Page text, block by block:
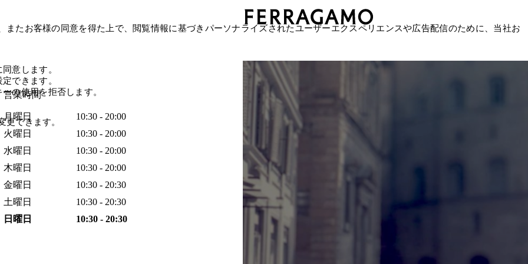
営業時間
月曜日
10:30 - 20:00
火曜日
10:30 - 20:00
水曜日
10:30 - 20:00
木曜日
10:30 - 20:00
金曜日
10:30 - 20:30
土曜日
10:30 - 20:30
日曜日
10:30 - 20:30
たお客様の同意を得た上で、閲覧情報に基づきパーソナライズされたユーザーエクスペリエンスや広告配信のために、当社お
意します。
できます。
の使用を拒否します。
できます。